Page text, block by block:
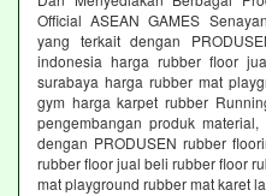
Official ASEAN GAMES
yang terkait dengan
indonesia harga rubber floor
surabaya harga rubber mat
gym harga karpet rubber
pengembangan produk
dengan PRODUSEN rubber
rubber floor jual beli rubber floor
mat playground rubber mat karet